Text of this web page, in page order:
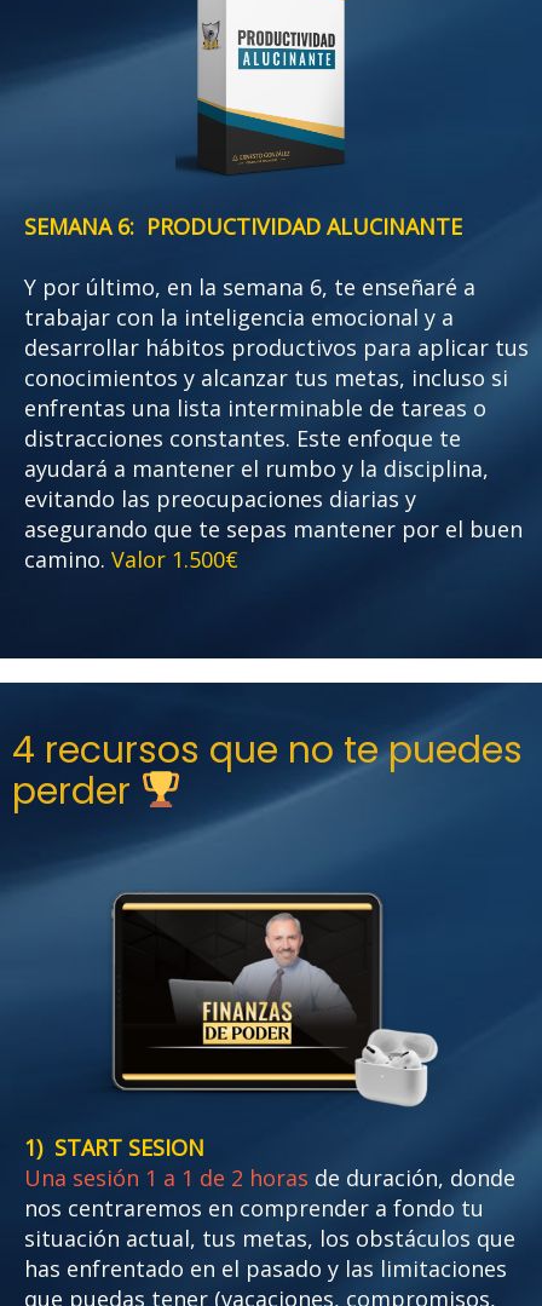
SEMANA 6: PRODUCTIVIDAD ALUCINANTE
Y por último, en la semana 6, te enseñaré a
trabajar con la inteligencia emocional y a
desarrollar hábitos productivos para aplicar tus
conocimientos y alcanzar tus metas, incluso si
enfrentas una lista interminable de tareas o
distracciones constantes. Este enfoque te
ayudará a mantener el rumbo y la disciplina,
evitando las preocupaciones diarias y
asegurando que te sepas mantener por el buen
camino. Valor 1.500€
4 recursos que no te puedes
perder
1) START SESION
Una sesión 1 a 1 de 2 horas de duración, donde
nos centraremos en comprender a fondo tu
situación actual, tus metas, los obstáculos que
has enfrentado en el pasado y las limitaciones
que puedas tener (vacaciones, compromisos,